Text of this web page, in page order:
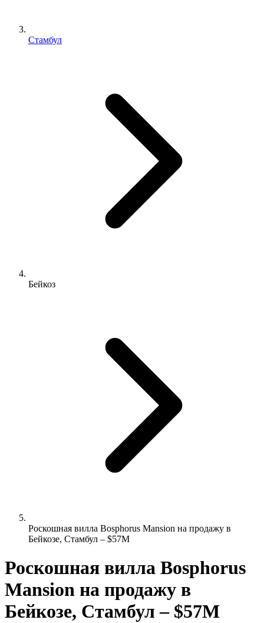
Стамбул
Бейкоз
Роскошная вилла Bosphorus Mansion на продажу в
Бейкозе, Стамбул – $57M
Роскошная вилла Bosphorus
Mansion на продажу в
Бейкозе, Стамбул – $57M